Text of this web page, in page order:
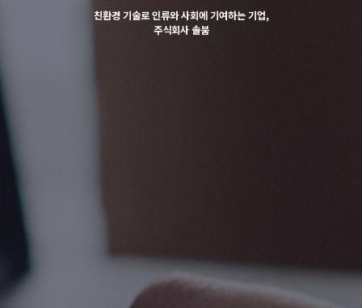
친환경 기술로 인류와 사회에 기여하는 기업,
주식회사 솔붐